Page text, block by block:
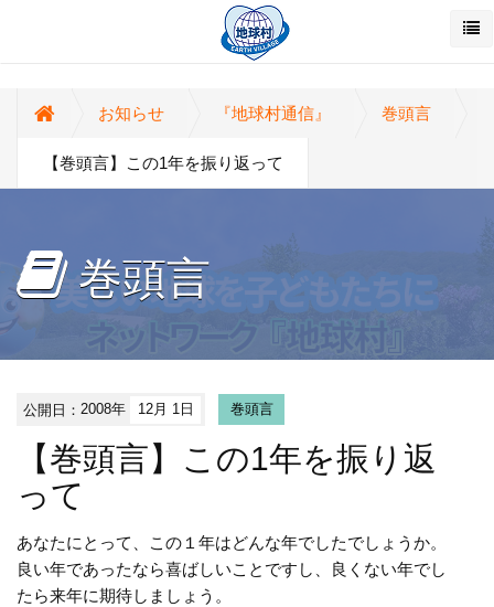
お知らせ 『地球村通信』 巻頭言
【巻頭言】この1年を振り返って
巻頭言
公開日：2008年 12月 1日 巻頭言
【巻頭言】この1年を振り返
って
あなたにとって、この１年はどんな年でしたでしょうか。
良い年であったなら喜ばしいことですし、良くない年でし
たら来年に期待しましょう。